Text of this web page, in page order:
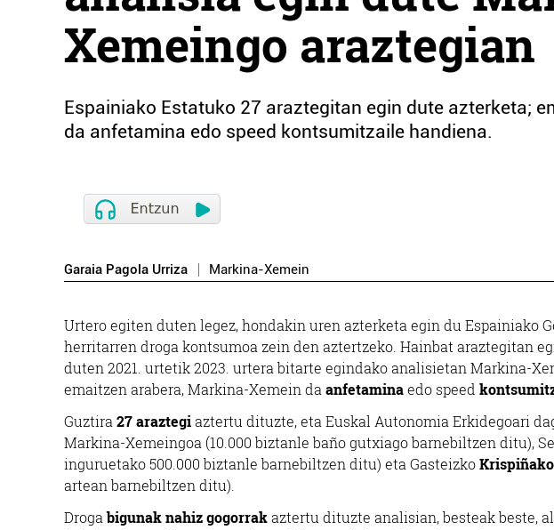
Xemeingo araztegian
Espainiako Estatuko 27 araztegitan egin dute azterketa;
da anfetamina edo speed kontsumitzaile handiena.
Garaia Pagola Urriza Markina-Xemein
Urtero egiten duten legez, hondakin uren azterketa egin du Espainiako
herritarren droga kontsumoa zein den aztertzeko. Hainbat araztegitan
duten 2021. urtetik 2023. urtera bitarte egindako analisietan Markina-
emaitzen arabera, Markina-Xemein da anfetaminaedo speed
Guztira 27 araztegiaztertu dituzte, eta Euskal Autonomia Erkidegoari
Markina-Xemeingoa (10.000 biztanle baño gutxiago barnebiltzen ditu),
inguruetako 500.000 biztanle barnebiltzen ditu) eta GasteizkoKrispiñako
artean barnebiltzen ditu).
Drogabigunak nahiz gogorrakaztertu dituzte analisian, besteak beste,